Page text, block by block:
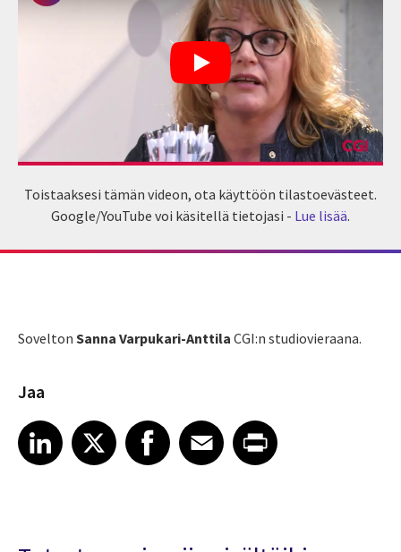
Toistaaksesi tämän videon, ota käyttöön tilastoevästeet.
Google/YouTube voi käsitellä tietojasi - Lue lisää.
Sovelton Sanna Varpukari-Anttila CGI:n studiovieraana.
Jaa
Share article on LinkedIn
LinkedIn
Share article on XShare article on Facebook
Facebook
Share article on Email
EmailShare article on Print